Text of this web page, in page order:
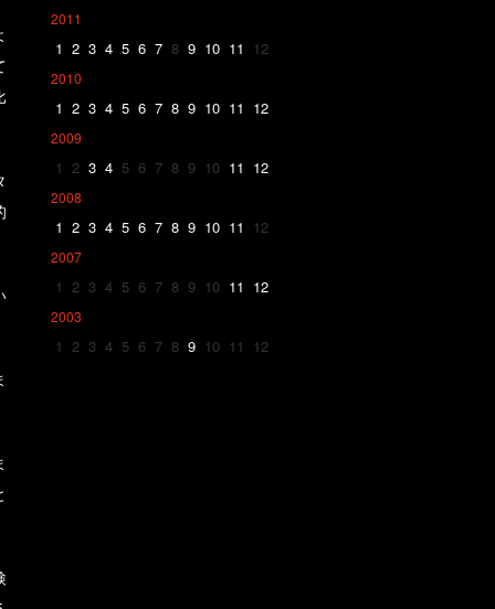
2011
1 2 3 4 5 6 7 8 9 10 11 12
2010
1 2 3 4 5 6 7 8 9 10 11 12
2009
1 2 3 4 5 6 7 8 9 10 11 12
2008
1 2 3 4 5 6 7 8 9 10 11 12
2007
1 2 3 4 5 6 7 8 9 10 11 12
2003
1 2 3 4 5 6 7 8 9 10 11 12